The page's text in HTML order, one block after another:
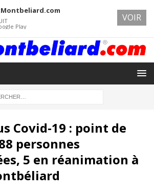
Covid-19 : point de
personnes
5 en réanimation à
Play
VOIR